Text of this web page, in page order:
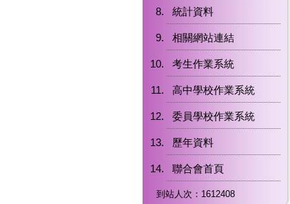
統計資料
相關網站連結
考生作業系統
高中學校作業系統
委員學校作業系統
歷年資料
聯合會首頁
到站人次：1612408